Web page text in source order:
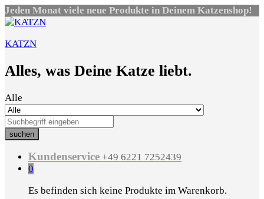
Jeden Monat viele neue Produkte in Deinem Katzenshop!
KATZN
Alles, was Deine Katze liebt.
Alle
suchen
Kundenservice +49 6221 7252439
0
Es befinden sich keine Produkte im Warenkorb.